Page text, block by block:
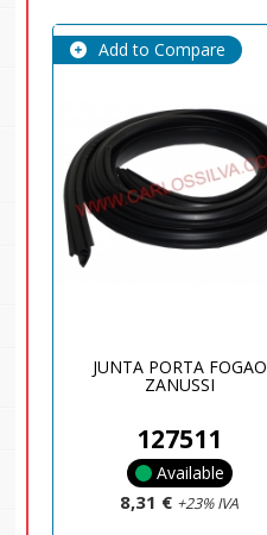
Add to Compare
JUNTA PORTA FOGAO
ZANUSSI
127511
Available
8,31 € +23% IVA